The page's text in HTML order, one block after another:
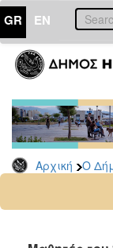
GR EN
Αρχική Ο
ΔΗΜΟΣ
Δελτία
Τύπου
Αρχείο
2026
2024